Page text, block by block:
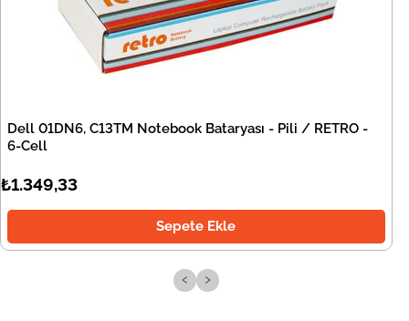
Dell 01DN6, C13TM Notebook Bataryası - Pili / RETRO -
6-Cell
₺1.349,33
Sepete Ekle
‹ ›